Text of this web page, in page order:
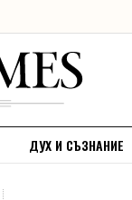
ДУХ И СЪЗНАНИЕ